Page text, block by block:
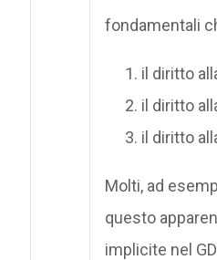
fondamentali
il diritto
il diritto
il diritto
Molti, ad
questo
implicite nel